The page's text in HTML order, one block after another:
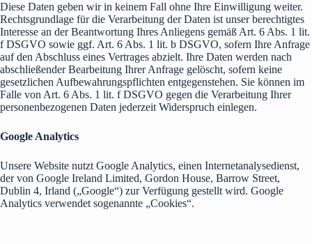
Diese Daten geben wir in keinem Fall ohne Ihre Einwilligung weiter.
Rechtsgrundlage für die Verarbeitung der Daten ist unser berechtigtes
Interesse an der Beantwortung Ihres Anliegens gemäß Art. 6 Abs. 1 lit.
f DSGVO sowie ggf. Art. 6 Abs. 1 lit. b DSGVO, sofern Ihre Anfrage
auf den Abschluss eines Vertrages abzielt. Ihre Daten werden nach
abschließender Bearbeitung Ihrer Anfrage gelöscht, sofern keine
gesetzlichen Aufbewahrungspflichten entgegenstehen. Sie können im
Falle von Art. 6 Abs. 1 lit. f DSGVO gegen die Verarbeitung Ihrer
personenbezogenen Daten jederzeit Widerspruch einlegen.
Google Analytics
Unsere Website nutzt Google Analytics, einen Internetanalysedienst,
der von Google Ireland Limited, Gordon House, Barrow Street,
Dublin 4, Irland („Google“) zur Verfügung gestellt wird. Google
Analytics verwendet sogenannte „Cookies“.